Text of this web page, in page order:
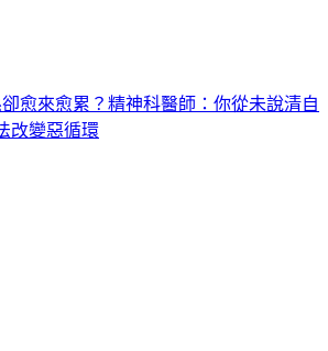
愈來愈累？精神科醫師：你從未說清自
改變惡循環